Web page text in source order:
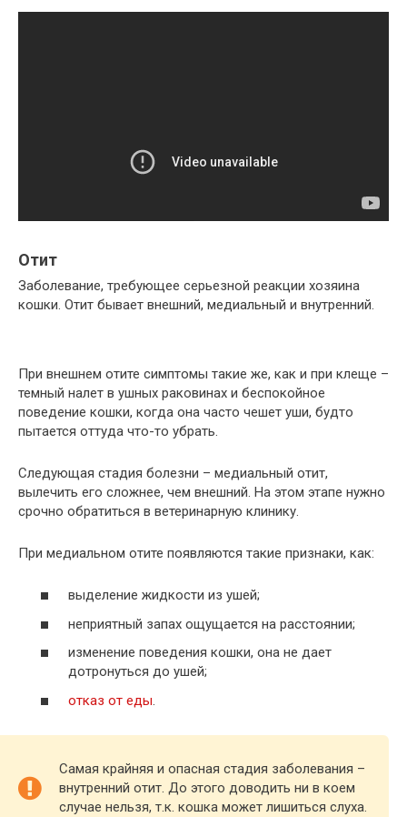
Отит
Заболевание, требующее серьезной реакции хозяина
кошки. Отит бывает внешний, медиальный и внутренний.
При внешнем отите симптомы такие же, как и при клеще –
темный налет в ушных раковинах и беспокойное
поведение кошки, когда она часто чешет уши, будто
пытается оттуда что-то убрать.
Следующая стадия болезни – медиальный отит,
вылечить его сложнее, чем внешний. На этом этапе нужно
срочно обратиться в ветеринарную клинику.
При медиальном отите появляются такие признаки, как:
выделение жидкости из ушей;
неприятный запах ощущается на расстоянии;
изменение поведения кошки, она не дает
дотронуться до ушей;
отказ от еды.
Самая крайняя и опасная стадия заболевания –
внутренний отит. До этого доводить ни в коем
случае нельзя, т.к. кошка может лишиться слуха.